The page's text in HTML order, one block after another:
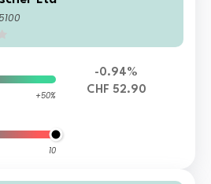
+50%
10
-0.94%
CHF 52.90